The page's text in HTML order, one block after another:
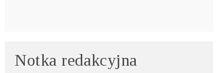
Notka redakcyjna